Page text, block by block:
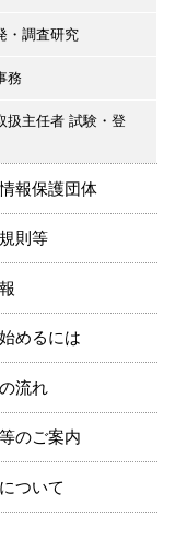
・調査研究
務
扱主任者 試験・登
報保護団体
則等
めるには
流れ
のご案内
ついて